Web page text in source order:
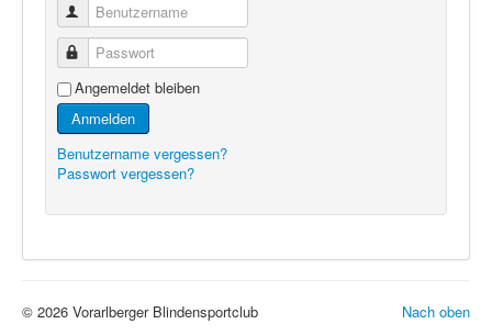
Benutzername
Passwort
Angemeldet bleiben
Anmelden
Benutzername vergessen?
Passwort vergessen?
Nach oben
© 2026 Vorarlberger Blindensportclub